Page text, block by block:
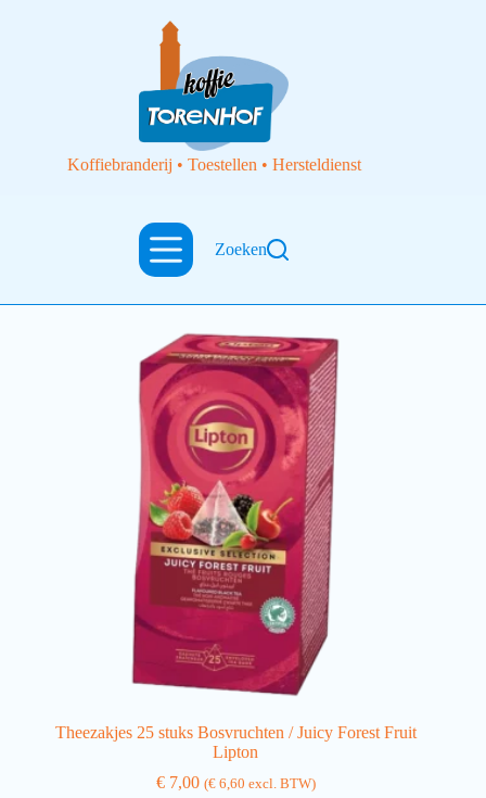
Koffiebranderij • Toestellen • Hersteldienst
Zoeken
Theezakjes 25 stuks Bosvruchten / Juicy Forest Fruit
Lipton
€7,00 (€6,60 excl. BTW)